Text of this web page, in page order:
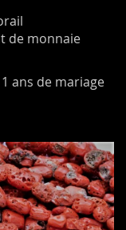
de monnaie
ans de mariage